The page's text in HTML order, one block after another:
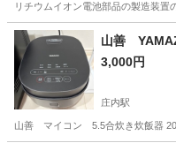
リチウムイオン電池部品の製造装
兵庫 南あわじ市山善
3,000円
庄内駅
山善 マイコン 5.5合炊き炊飯器